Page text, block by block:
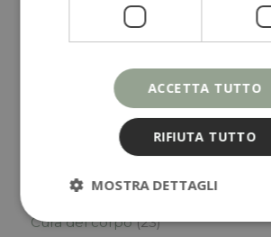
Alimentazione
(26)
Chef Fabio Moriconi
Cura del corpo(23)
ACCETTA TUTTO
RIFIUTA TUTTO
MOSTRA DETTAGLI